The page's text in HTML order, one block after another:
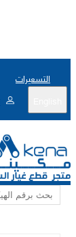
التسعيرات